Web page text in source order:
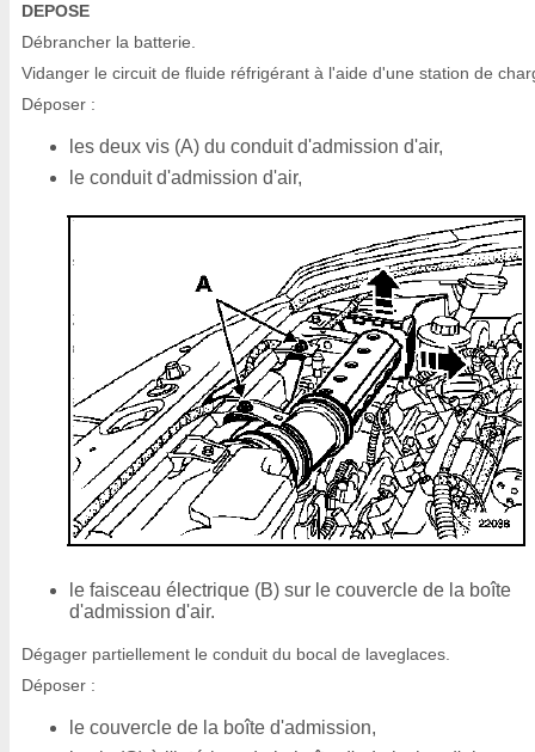
DEPOSE
Débrancher la batterie.
Vidanger le circuit de fluide réfrigérant à l'aide d'une station de
Déposer :
les deux vis (A) du conduit d'admission d'air,
le conduit d'admission d'air,
le faisceau électrique (B) sur le couvercle de la boîte
d'admission d'air.
Dégager partiellement le conduit du bocal de laveglaces.
Déposer :
le couvercle de la boîte d'admission,